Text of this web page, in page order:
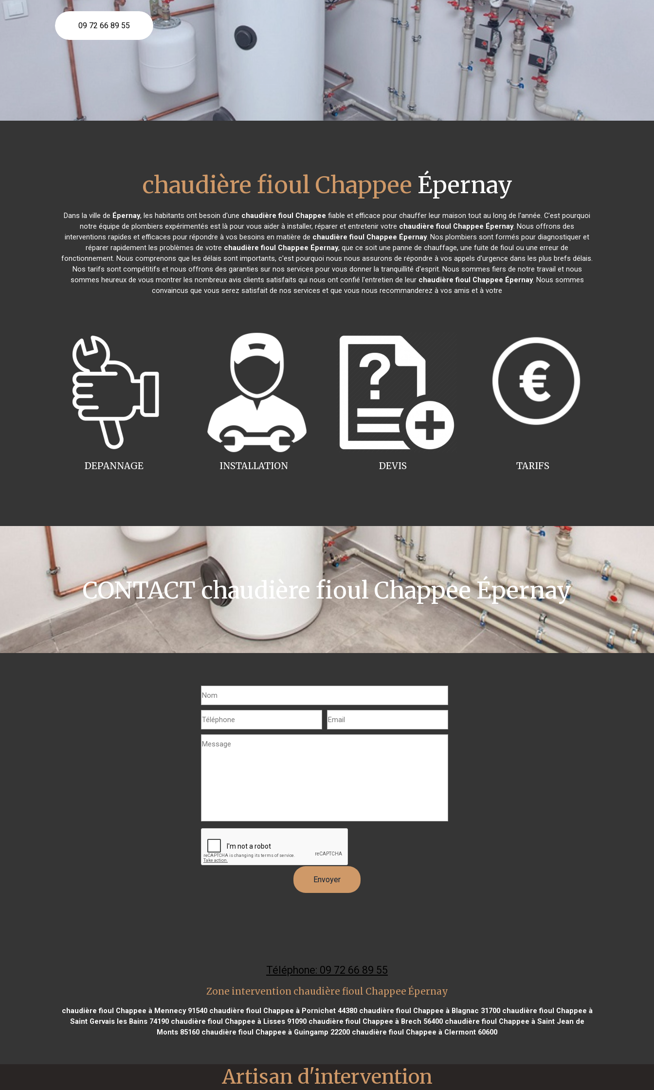
09 72 66 89 55
chaudière fioul Chappee Épernay
Dans la ville de Épernay, les habitants ont besoin d'une chaudière fioul Chappee fiable et efficace pour chauffer leur maison tout au long de l'année. C'est pourquoi
notre équipe de plombiers expérimentés est là pour vous aider à installer, réparer et entretenir votre chaudière fioul Chappee Épernay. Nous offrons des
interventions rapides et efficaces pour répondre à vos besoins en matière de chaudière fioul Chappee Épernay. Nos plombiers sont formés pour diagnostiquer et
réparer rapidement les problèmes de votre chaudière fioul Chappee Épernay, que ce soit une panne de chauffage, une fuite de fioul ou une erreur de
fonctionnement. Nous comprenons que les délais sont importants, c'est pourquoi nous nous assurons de répondre à vos appels d'urgence dans les plus brefs délais.
Nos tarifs sont compétitifs et nous offrons des garanties sur nos services pour vous donner la tranquillité d'esprit. Nous sommes fiers de notre travail et nous
sommes heureux de vous montrer les nombreux avis clients satisfaits qui nous ont confié l'entretien de leur chaudière fioul Chappee Épernay. Nous sommes
convaincus que vous serez satisfait de nos services et que vous nous recommanderez à vos amis et à votre
INSTALLATION
DEPANNAGE TARIFS
DEVIS
CONTACT chaudière fioul Chappee Épernay
Téléphone: 09 72 66 89 55
Zone intervention chaudière fioul Chappee Épernay
chaudière fioul Chappee à Mennecy 91540chaudière fioul Chappee à Pornichet 44380chaudière fioul Chappee à Blagnac 31700chaudière fioul Chappee à
Saint Gervais les Bains 74190chaudière fioul Chappee à Lisses 91090chaudière fioul Chappee à Brech 56400chaudière fioul Chappee à Saint Jean de
Monts 85160 chaudière fioul Chappee à Guingamp 22200 chaudière fioul Chappee à Clermont 60600
Artisan d'intervention